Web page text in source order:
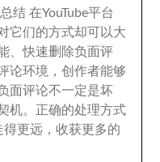
总结 在YouTube平台
它们的方式却可以大
、快速删除负面评
论环境 ，创作者能够
面评论不一定是坏
机。 正确的处理方式
得更远 ，收获更多的